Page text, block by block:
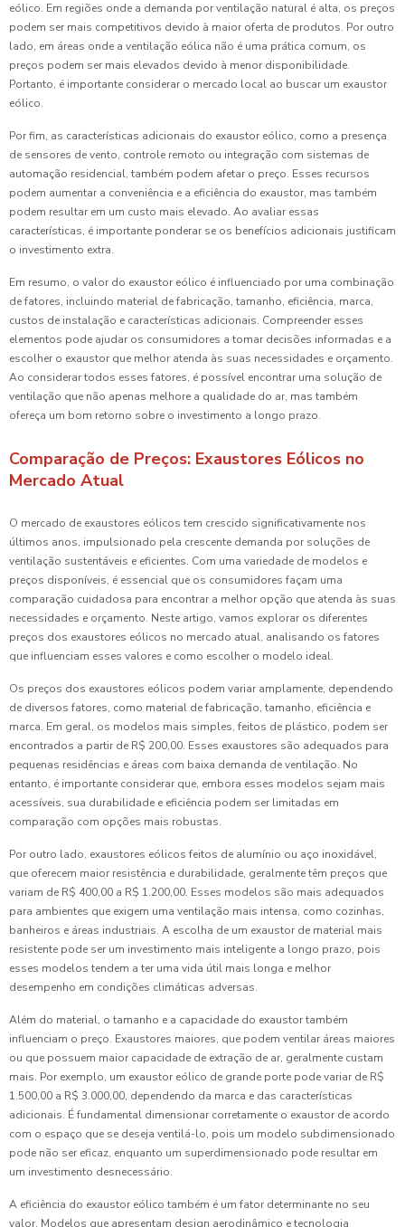
eólico. Em regiões onde a demanda por ventilação natural é alta, os preços
podem ser mais competitivos devido à maior oferta de produtos. Por outro
lado, em áreas onde a ventilação eólica não é uma prática comum, os
preços podem ser mais elevados devido à menor disponibilidade.
Portanto, é importante considerar o mercado local ao buscar um exaustor
eólico.
Por fim, as características adicionais do exaustor eólico, como a presença
de sensores de vento, controle remoto ou integração com sistemas de
automação residencial, também podem afetar o preço. Esses recursos
podem aumentar a conveniência e a eficiência do exaustor, mas também
podem resultar em um custo mais elevado. Ao avaliar essas
características, é importante ponderar se os benefícios adicionais justificam
o investimento extra.
Em resumo, o valor do exaustor eólico é influenciado por uma combinação
de fatores, incluindo material de fabricação, tamanho, eficiência, marca,
custos de instalação e características adicionais. Compreender esses
elementos pode ajudar os consumidores a tomar decisões informadas e a
escolher o exaustor que melhor atenda às suas necessidades e orçamento.
Ao considerar todos esses fatores, é possível encontrar uma solução de
ventilação que não apenas melhore a qualidade do ar, mas também
ofereça um bom retorno sobre o investimento a longo prazo.
Comparação de Preços: Exaustores Eólicos no
Mercado Atual
O mercado de exaustores eólicos tem crescido significativamente nos
últimos anos, impulsionado pela crescente demanda por soluções de
ventilação sustentáveis e eficientes. Com uma variedade de modelos e
preços disponíveis, é essencial que os consumidores façam uma
comparação cuidadosa para encontrar a melhor opção que atenda às suas
necessidades e orçamento. Neste artigo, vamos explorar os diferentes
preços dos exaustores eólicos no mercado atual, analisando os fatores
que influenciam esses valores e como escolher o modelo ideal.
Os preços dos exaustores eólicos podem variar amplamente, dependendo
de diversos fatores, como material de fabricação, tamanho, eficiência e
marca. Em geral, os modelos mais simples, feitos de plástico, podem ser
encontrados a partir de R$ 200,00. Esses exaustores são adequados para
pequenas residências e áreas com baixa demanda de ventilação. No
entanto, é importante considerar que, embora esses modelos sejam mais
acessíveis, sua durabilidade e eficiência podem ser limitadas em
comparação com opções mais robustas.
Por outro lado, exaustores eólicos feitos de alumínio ou aço inoxidável,
que oferecem maior resistência e durabilidade, geralmente têm preços que
variam de R$ 400,00 a R$ 1.200,00. Esses modelos são mais adequados
para ambientes que exigem uma ventilação mais intensa, como cozinhas,
banheiros e áreas industriais. A escolha de um exaustor de material mais
resistente pode ser um investimento mais inteligente a longo prazo, pois
esses modelos tendem a ter uma vida útil mais longa e melhor
desempenho em condições climáticas adversas.
Além do material, o tamanho e a capacidade do exaustor também
influenciam o preço. Exaustores maiores, que podem ventilar áreas maiores
ou que possuem maior capacidade de extração de ar, geralmente custam
mais. Por exemplo, um exaustor eólico de grande porte pode variar de R$
1.500,00 a R$ 3.000,00, dependendo da marca e das características
adicionais. É fundamental dimensionar corretamente o exaustor de acordo
com o espaço que se deseja ventilá-lo, pois um modelo subdimensionado
pode não ser eficaz, enquanto um superdimensionado pode resultar em
um investimento desnecessário.
A eficiência do exaustor eólico também é um fator determinante no seu
valor. Modelos que apresentam design aerodinâmico e tecnologia